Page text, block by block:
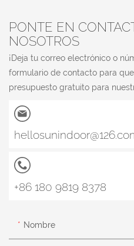
PONTE EN
NOSOTROS
¡Deja tu correo electrónico o
formulario de contacto para
presupuesto gratuito para
+86 180 9819 8378
Nombre